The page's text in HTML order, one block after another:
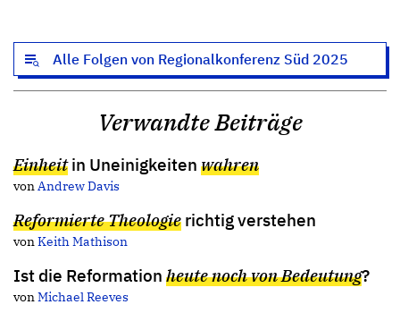
Alle Folgen von Regionalkonferenz Süd 2025
Verwandte Beiträge
Einheitin Uneinigkeiten wahren
vonAndrew Davis
Reformierte Theologie richtig verstehen
vonKeith Mathison
Ist die Reformation heute noch von Bedeutung?
vonMichael Reeves